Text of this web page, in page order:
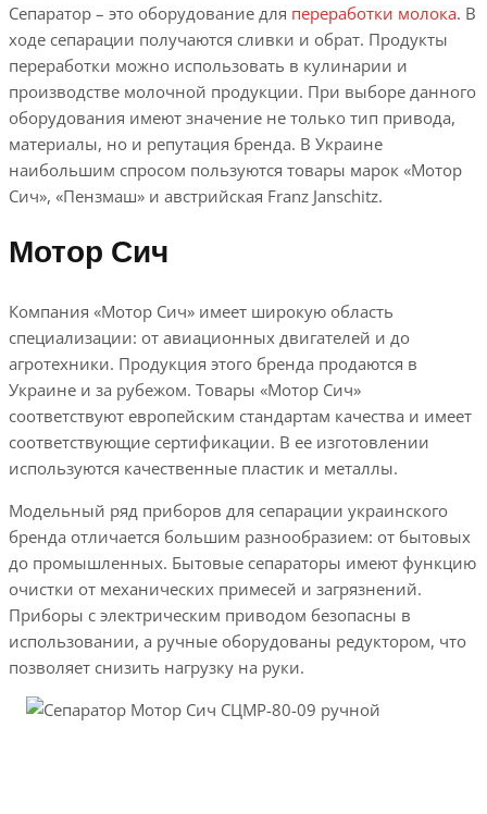
Сепаратор – это оборудование для переработки молока. В
ходе сепарации получаются сливки и обрат. Продукты
переработки можно использовать в кулинарии и
производстве молочной продукции. При выборе данного
оборудования имеют значение не только тип привода,
материалы, но и репутация бренда. В Украине
наибольшим спросом пользуются товары марок «Мотор
Сич», «Пензмаш» и австрийская Franz Janschitz.
Мотор Сич
Компания «Мотор Сич» имеет широкую область
специализации: от авиационных двигателей и до
агротехники. Продукция этого бренда продаются в
Украине и за рубежом. Товары «Мотор Сич»
соответствуют европейским стандартам качества и имеет
соответствующие сертификации. В ее изготовлении
используются качественные пластик и металлы.
Модельный ряд приборов для сепарации украинского
бренда отличается большим разнообразием: от бытовых
до промышленных. Бытовые сепараторы имеют функцию
очистки от механических примесей и загрязнений.
Приборы с электрическим приводом безопасны в
использовании, а ручные оборудованы редуктором, что
позволяет снизить нагрузку на руки.